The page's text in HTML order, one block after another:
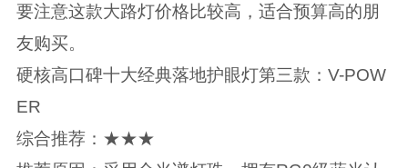
要注意这款大路灯价格比较高，适合预算高的朋
友购买。
硬核高口碑十大经典落地护眼灯第三款：V-POW
ER
综合推荐：★★★